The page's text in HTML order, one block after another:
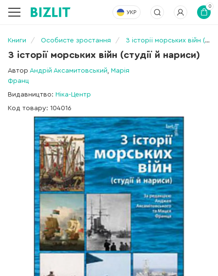
УКР
0
Книги Особисте зростання З історії морських війн (студії й нариси)
З історії морських війн (студії й нариси)
Автор Андрій Аксамитовський, Марія
Франц
Видавництво: Ніка-Центр
Код товару: 104016